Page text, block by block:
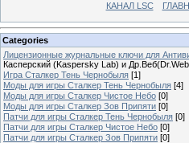
КАНАЛ LSC
Categories
Лицензионные журнальные ключи для
Касперский (Kaspersky Lab) и
Игра Сталкер Тень Чернобыля [1]
Моды для игры Сталкер Тень Чернобыля [4]
Моды для игры Сталкер Чистое Небо [0]
Моды для игры Сталкер Зов Припяти [0]
Патчи для игры Сталкер Тень Чернобыля [0]
Патчи для игры Сталкер Чистое Небо [0]
Патчи для игры Сталкер Зов Припяти [0]